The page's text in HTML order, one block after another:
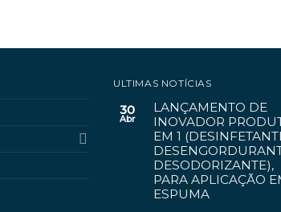
ULTIMAS NOTÍCIAS
30
Abr
LANÇAMENTO DE
INOVADOR
EM 1
DESODORIZANTE),
PARA APLICAÇÃO
ESPUMA